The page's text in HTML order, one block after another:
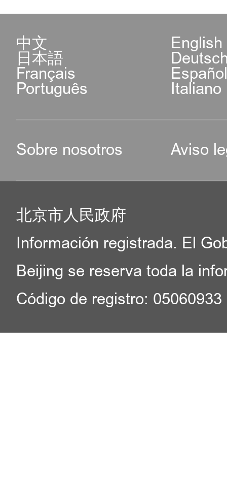
中文 English
日本語
Français
Português Italiano
Sobre nosotros Aviso
北京市人民政府
Información registrada. El
Beijing se reserva toda la
Código de registro: 05060933